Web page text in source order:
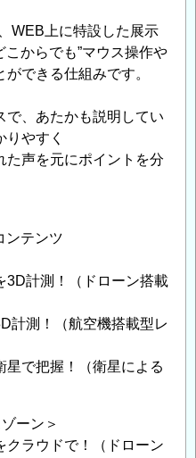
WEB上に特設した展示
こからでも”マウス操作や
できる仕組みです。
、あたかも説明してい
やすく
声を元にポイントを分
ンテンツ
計測！（ドローン搭載
計測！（航空機搭載型レ
で把握！（衛星による
ーン＞
ラウドで！（ドローン